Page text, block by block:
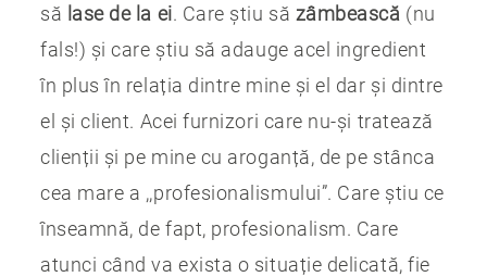
să lase de la ei. Care știu să zâmbească (nu
fals!) și care știu să adauge acel ingredient
în plus în relația dintre mine și el dar și dintre
el și client. Acei furnizori care nu-și tratează
clienții și pe mine cu aroganță, de pe stânca
cea mare a ,,profesionalismului”. Care știu ce
înseamnă, de fapt, profesionalism. Care
atunci când va exista o situație delicată, fie